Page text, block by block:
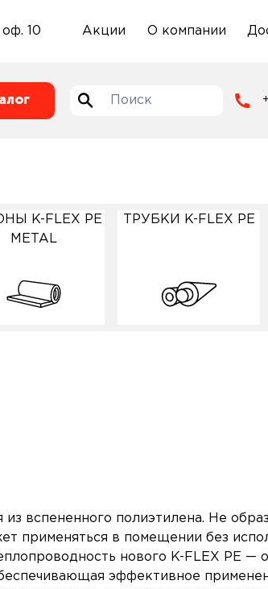
оф. 10 Акции О компании
K-FLEX PE
METAL
ТРУБКИ K-FLEX PE
из вспененного полиэтилена. Не
применяться в помещении без
нового K-FLEX PE —
эффективное